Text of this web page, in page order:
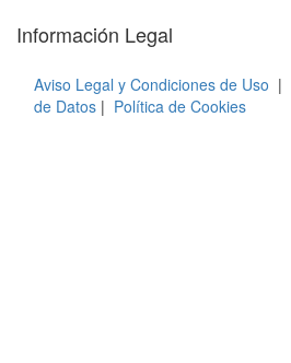
Información Legal
Aviso Legal y Condiciones de Uso |
de Datos | Política de Cookies